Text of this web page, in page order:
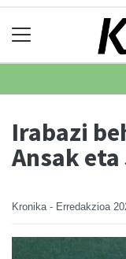
Irabazi
Ansak
Kronika - Erredakzioa